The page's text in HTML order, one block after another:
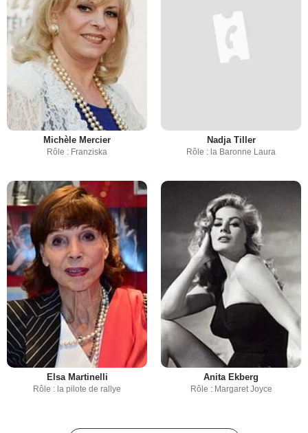
Michèle Mercier
Rôle : Franziska
Nadja Tiller
Rôle : la Baronne Laura
Elsa Martinelli
Rôle : la pilote de rallye
Anita Ekberg
Rôle : Margaret Joyce